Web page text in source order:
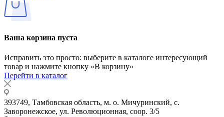
Ваша корзина пуста
Исправить это просто: выберите в каталоге интересующий
товар и нажмите кнопку «В корзину»
Перейти в каталог
393749, Тамбовская область, м. о. Мичуринский, с.
Заворонежское, ул. Революционная, соор. 3/5